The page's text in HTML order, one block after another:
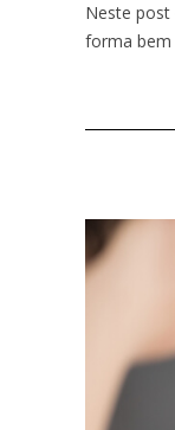
Neste post
forma bem